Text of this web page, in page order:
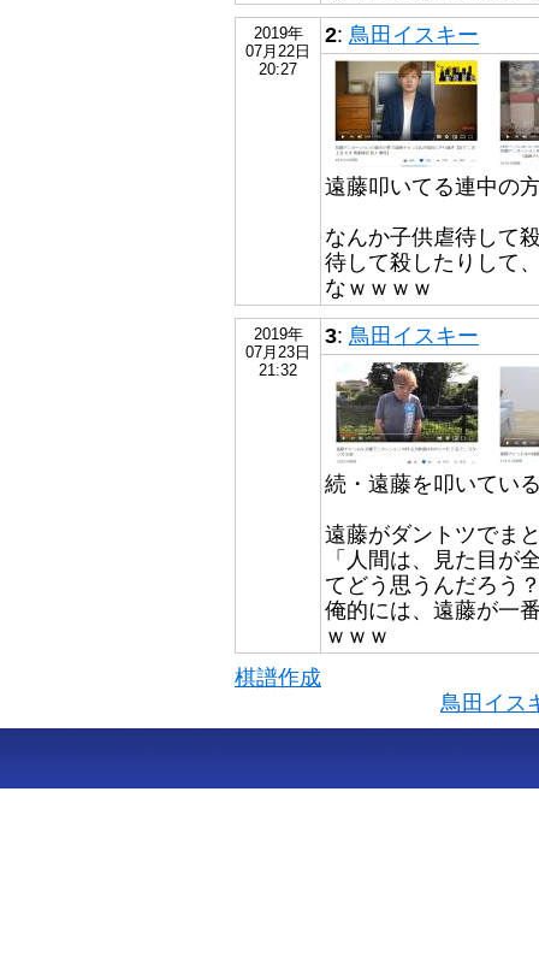
2019年
07月22日
20:27
2: 鳥田イスキー
遠藤叩いてる連中の
なんか子供虐待して
待して殺したりして
なｗｗｗｗ
2019年
07月23日
21:32
3: 鳥田イスキー
続・遠藤を叩いてい
遠藤がダントツでま
「人間は、見た目が
てどう思うんだろう
俺的には、遠藤が一
ｗｗｗ
棋譜作成
鳥田イス